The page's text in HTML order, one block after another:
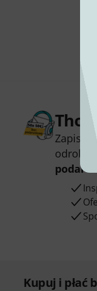
Zapisz
Kupuj i płać